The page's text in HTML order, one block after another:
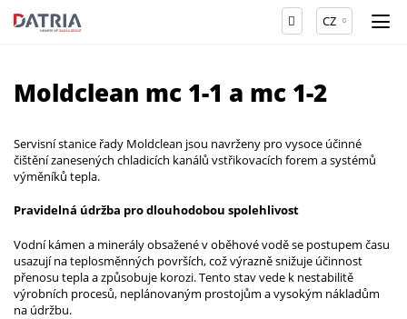
CZ
Moldclean mc 1-1 a mc 1-2
Servisní stanice řady Moldclean jsou navrženy pro vysoce účinné
čištění zanesených chladicích kanálů vstřikovacích forem a systémů
výměníků tepla.
Pravidelná údržba pro dlouhodobou spolehlivost
Vodní kámen a minerály obsažené v oběhové vodě se postupem času
usazují na teplosměnných površích, což výrazně snižuje účinnost
přenosu tepla a způsobuje korozi. Tento stav vede k nestabilitě
výrobních procesů, neplánovaným prostojům a vysokým nákladům
na údržbu.